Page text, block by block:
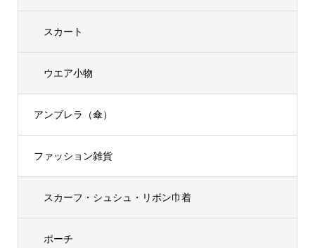
スカート
ウエア小物
アンブレラ（傘）
ファッション雑貨
スカーフ・シュシュ・リボン巾着
ポーチ